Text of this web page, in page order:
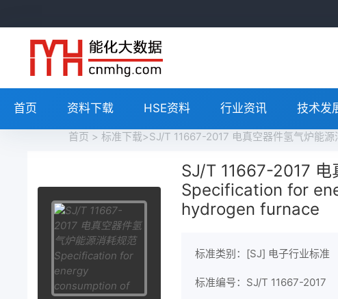
首页 资料下载 HSE资料 行业资讯 技术发
首页 > 标准下载>SJ/T 11667-2017 电真空器件氢气炉能
SJ/T 11667-2017 电
Specification for
hydrogen furnace
标准类别：[SJ] 电子行业标准
标准编号：SJ/T 11667-2017